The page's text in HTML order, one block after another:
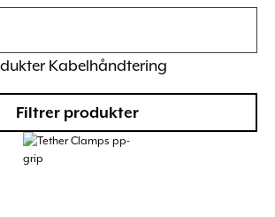
Kabelhåndtering
Filtrer produkter